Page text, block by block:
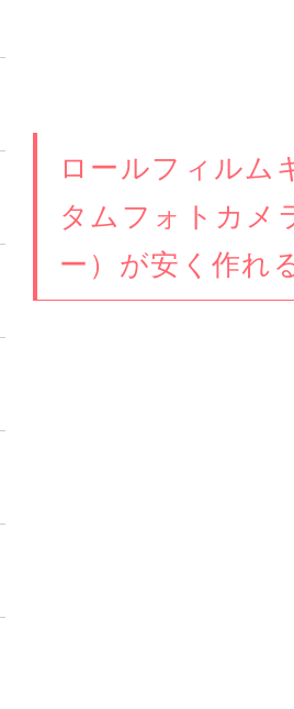
ロールフィルム
タムフォトカメ
ー）が安く作れ